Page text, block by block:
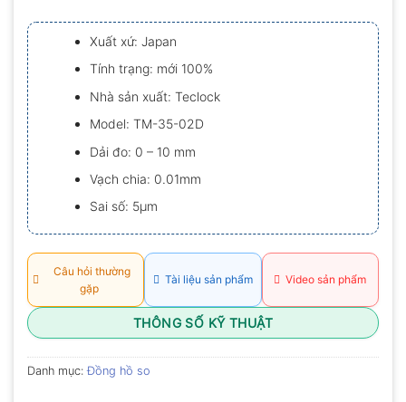
xếp
hạng
0.0
5
sao
Xuất xứ: Japan
Tính trạng: mới 100%
Nhà sản xuất: Teclock
Model: TM-35-02D
Dải đo: 0 – 10 mm
Vạch chia: 0.01mm
Sai số: 5µm
Câu hỏi thường
gặp
Tài liệu sản phẩm Video sản phẩm
THÔNG SỐ KỸ THUẬT
Danh mục:Đồng hồ so